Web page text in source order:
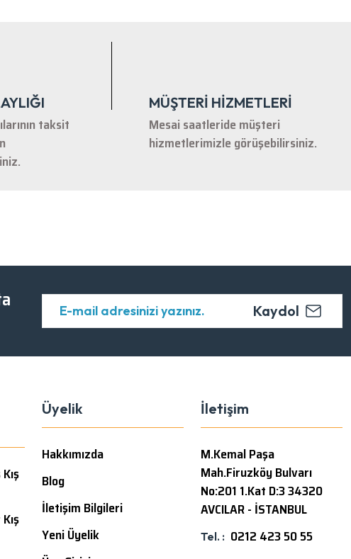
taksit
MÜŞTERİ HİZMETLERİ
Mesai saatleride müşteri
hizmetlerimizle görüşebilirsiniz.
Kaydol
Üyelik
Hakkımızda
Blog
İletişim Bilgileri
Yeni Üyelik
İletişim
M.Kemal Paşa
Mah.Firuzköy Bulvarı
No:201 1.Kat D:3 34320
AVCILAR - İSTANBUL
Tel. : 0212 423 50 55